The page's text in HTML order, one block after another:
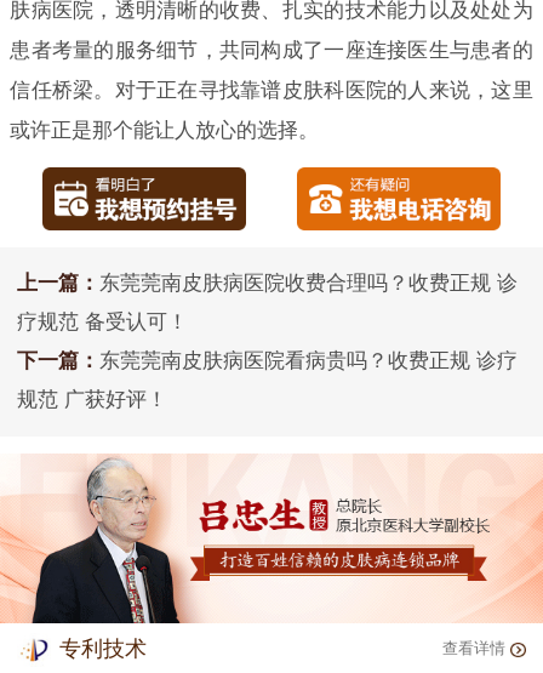
肤病医院，透明清晰的收费、扎实的技术能力以及处处为
患者考量的服务细节，共同构成了一座连接医生与患者的
信任桥梁。对于正在寻找靠谱皮肤科医院的人来说，这里
或许正是那个能让人放心的选择。
上一篇： 东莞莞南皮肤病医院收费合理吗？收费正规 诊
疗规范 备受认可！
下一篇： 东莞莞南皮肤病医院看病贵吗？收费正规 诊疗
规范 广获好评！
专利技术 查看详情